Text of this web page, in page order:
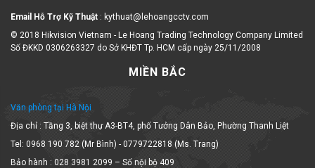
Email Hỗ Trợ Kỹ Thuật : kythuat@lehoangcctv.com
© 2018 Hikvision Vietnam - Le Hoang Trading Technology Company Limited
Số ĐKKD 0306263327 do Sở KHĐT Tp. HCM cấp ngày 25/11/2008
MIỀN BẮC
Văn phòng tại Hà Nội
Địa chỉ : Tầng 3, biệt thự A3-BT4, phố Tưởng Dân Bảo, Phường Thanh Liệt
Tel: 0968 190 782 (Mr Bình) - 0779722818 (Ms. Trang)
Bảo hành : 028 3981 2099 – Số nội bộ 409